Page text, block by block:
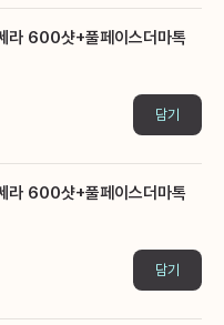
라 600샷+풀페이스더마톡
담기
라 600샷+풀페이스더마톡
담기